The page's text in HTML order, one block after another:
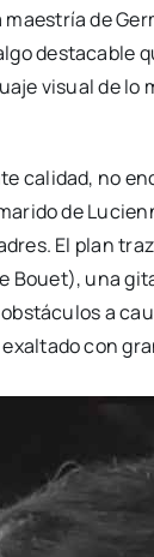
de
destacable
visual de
calidad, no
de
El plan
Bouet), una
a
con